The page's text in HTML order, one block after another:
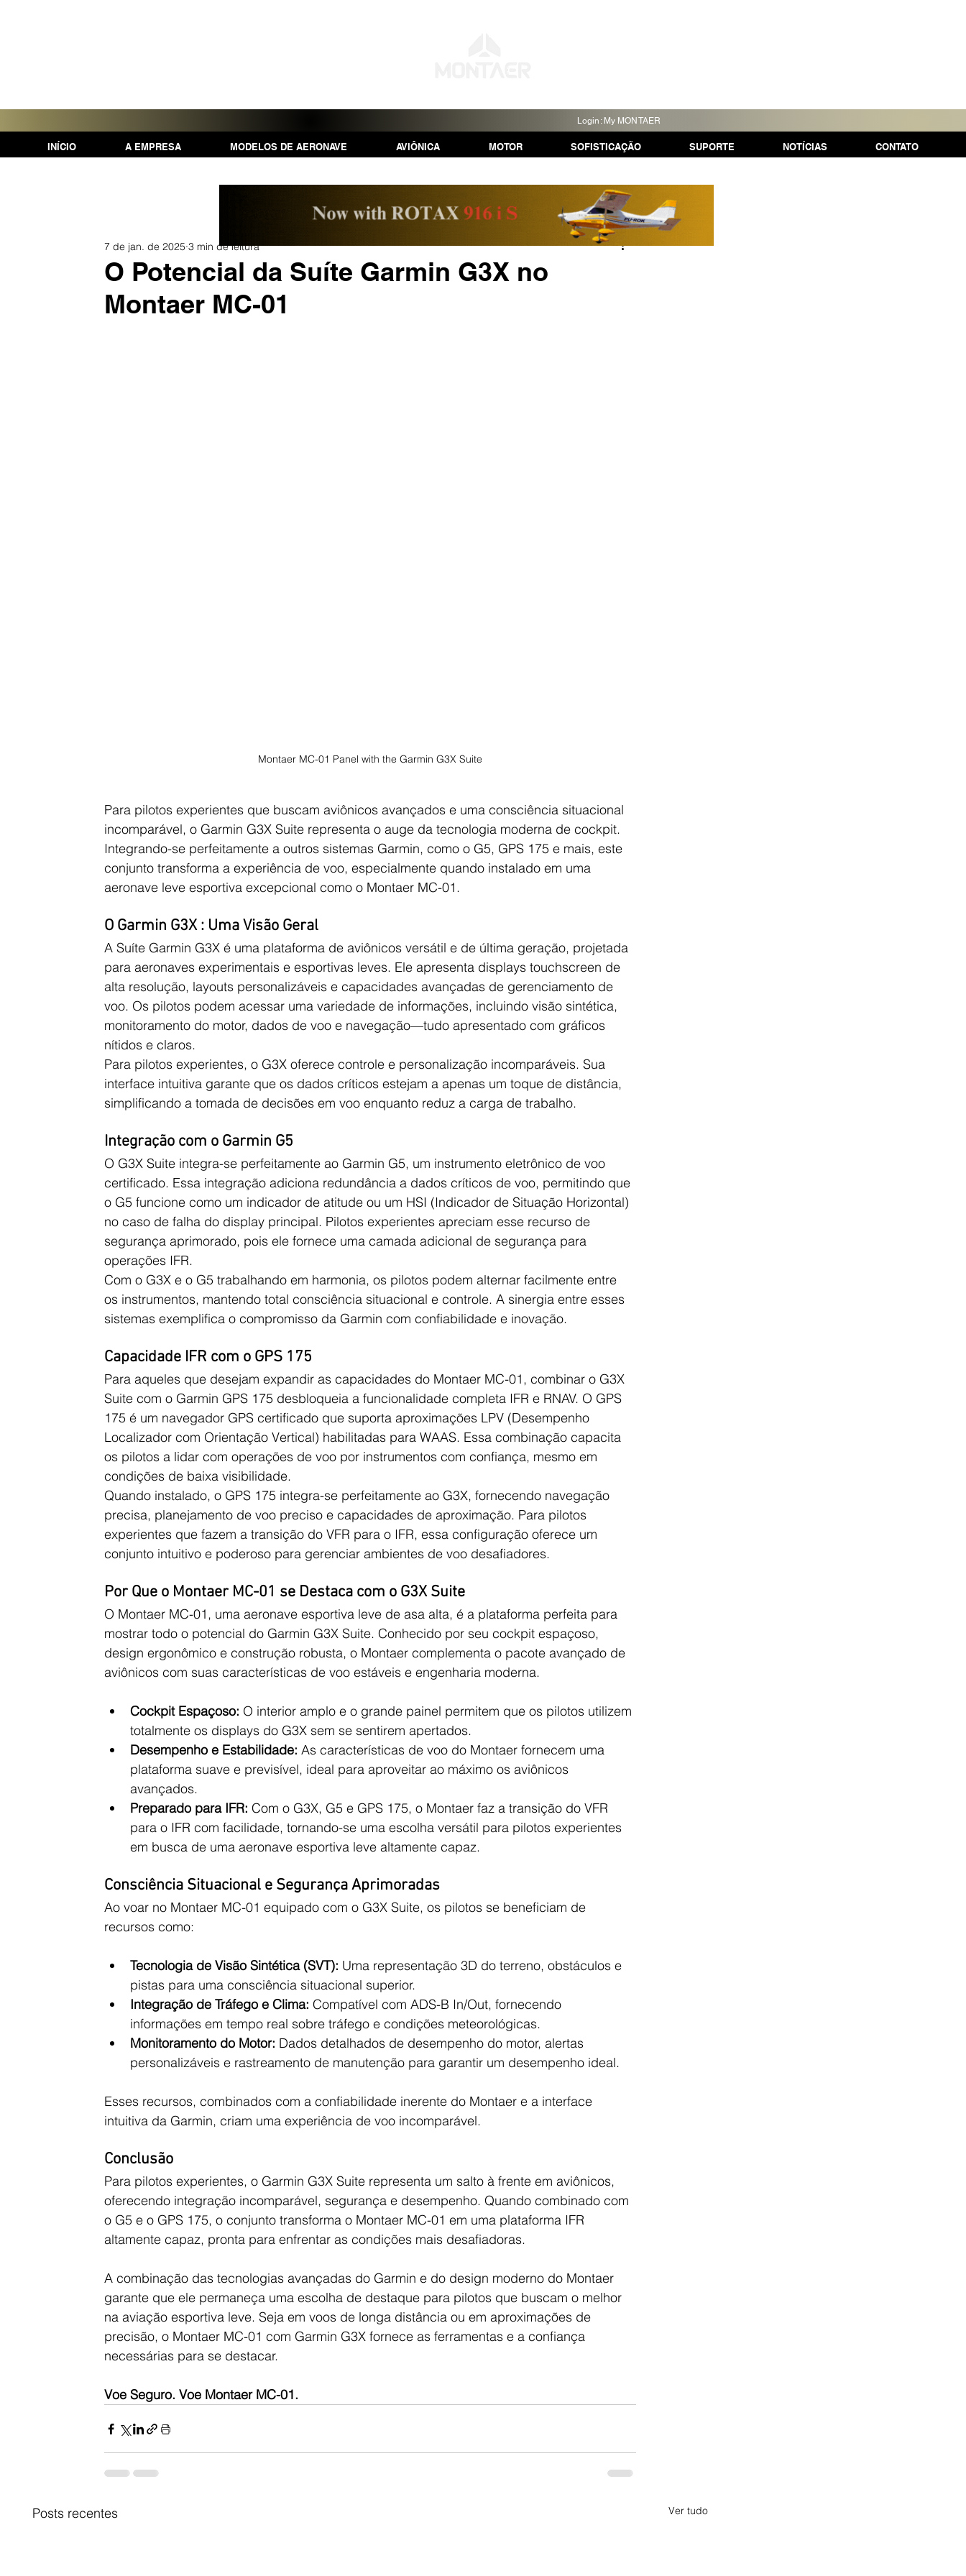
Login: My MONTAER
INÍCIO A EMPRESA MODELOS DE AERONAVE AVIÔNICA MOTOR SOFISTICAÇÃO SUPORTE NOTÍCIAS CONTATO
O Potencial da Suíte Garmin G3X no
Montaer MC-01
7 de jan. de 2025 3 min de leitura
Montaer MC-01 Panel with the Garmin G3X Suite
Para pilotos experientes que buscam aviônicos avançados e uma consciência situacional
incomparável, o Garmin G3X Suite representa o auge da tecnologia moderna de cockpit.
Integrando-se perfeitamente a outros sistemas Garmin, como o G5, GPS 175 e mais, este
conjunto transforma a experiência de voo, especialmente quando instalado em uma
aeronave leve esportiva excepcional como o Montaer MC-01.
O Garmin G3X : Uma Visão Geral
A Suíte Garmin G3X é uma plataforma de aviônicos versátil e de última geração, projetada
para aeronaves experimentais e esportivas leves. Ele apresenta displays touchscreen de
alta resolução, layouts personalizáveis e capacidades avançadas de gerenciamento de
voo. Os pilotos podem acessar uma variedade de informações, incluindo visão sintética,
monitoramento do motor, dados de voo e navegação—tudo apresentado com gráficos
nítidos e claros.
Para pilotos experientes, o G3X oferece controle e personalização incomparáveis. Sua
interface intuitiva garante que os dados críticos estejam a apenas um toque de distância,
simplificando a tomada de decisões em voo enquanto reduz a carga de trabalho.
Integração com o Garmin G5
O G3X Suite integra-se perfeitamente ao Garmin G5, um instrumento eletrônico de voo
certificado. Essa integração adiciona redundância a dados críticos de voo, permitindo que
o G5 funcione como um indicador de atitude ou um HSI (Indicador de Situação Horizontal)
no caso de falha do display principal. Pilotos experientes apreciam esse recurso de
segurança aprimorado, pois ele fornece uma camada adicional de segurança para
operações IFR.
Com o G3X e o G5 trabalhando em harmonia, os pilotos podem alternar facilmente entre
os instrumentos, mantendo total consciência situacional e controle. A sinergia entre esses
sistemas exemplifica o compromisso da Garmin com confiabilidade e inovação.
Capacidade IFR com o GPS 175
Para aqueles que desejam expandir as capacidades do Montaer MC-01, combinar o G3X
Suite com o Garmin GPS 175 desbloqueia a funcionalidade completa IFR e RNAV. O GPS
175 é um navegador GPS certificado que suporta aproximações LPV (Desempenho
Localizador com Orientação Vertical) habilitadas para WAAS. Essa combinação capacita
os pilotos a lidar com operações de voo por instrumentos com confiança, mesmo em
condições de baixa visibilidade.
Quando instalado, o GPS 175 integra-se perfeitamente ao G3X, fornecendo navegação
precisa, planejamento de voo preciso e capacidades de aproximação. Para pilotos
experientes que fazem a transição do VFR para o IFR, essa configuração oferece um
conjunto intuitivo e poderoso para gerenciar ambientes de voo desafiadores.
Por Que o Montaer MC-01 se Destaca com o G3X Suite
O Montaer MC-01, uma aeronave esportiva leve de asa alta, é a plataforma perfeita para
mostrar todo o potencial do Garmin G3X Suite. Conhecido por seu cockpit espaçoso,
design ergonômico e construção robusta, o Montaer complementa o pacote avançado de
aviônicos com suas características de voo estáveis e engenharia moderna.
Cockpit Espaçoso: O interior amplo e o grande painel permitem que os pilotos utilizem
totalmente os displays do G3X sem se sentirem apertados.
Desempenho e Estabilidade: As características de voo do Montaer fornecem uma
plataforma suave e previsível, ideal para aproveitar ao máximo os aviônicos
avançados.
Preparado para IFR: Com o G3X, G5 e GPS 175, o Montaer faz a transição do VFR
para o IFR com facilidade, tornando-se uma escolha versátil para pilotos experientes
em busca de uma aeronave esportiva leve altamente capaz.
Consciência Situacional e Segurança Aprimoradas
Ao voar no Montaer MC-01 equipado com o G3X Suite, os pilotos se beneficiam de
recursos como:
Tecnologia de Visão Sintética (SVT): Uma representação 3D do terreno, obstáculos e
pistas para uma consciência situacional superior.
Integração de Tráfego e Clima: Compatível com ADS-B In/Out, fornecendo
informações em tempo real sobre tráfego e condições meteorológicas.
Monitoramento do Motor: Dados detalhados de desempenho do motor, alertas
personalizáveis e rastreamento de manutenção para garantir um desempenho ideal.
Esses recursos, combinados com a confiabilidade inerente do Montaer e a interface
intuitiva da Garmin, criam uma experiência de voo incomparável.
Conclusão
Para pilotos experientes, o Garmin G3X Suite representa um salto à frente em aviônicos,
oferecendo integração incomparável, segurança e desempenho. Quando combinado com
o G5 e o GPS 175, o conjunto transforma o Montaer MC-01 em uma plataforma IFR
altamente capaz, pronta para enfrentar as condições mais desafiadoras.
A combinação das tecnologias avançadas do Garmin e do design moderno do Montaer
garante que ele permaneça uma escolha de destaque para pilotos que buscam o melhor
na aviação esportiva leve. Seja em voos de longa distância ou em aproximações de
precisão, o Montaer MC-01 com Garmin G3X fornece as ferramentas e a confiança
necessárias para se destacar.
Voe Seguro. Voe Montaer MC-01.
Posts recentes Ver tudo